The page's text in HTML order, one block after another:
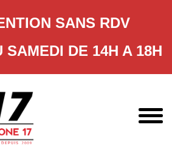
SANS RDV
SAMEDI DE 14H A 18H